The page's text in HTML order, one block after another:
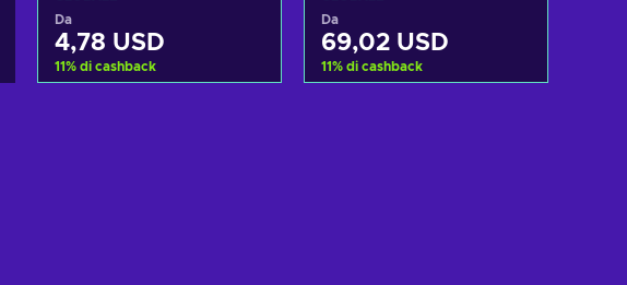
Da
4,78 USD
11% di cashback
Da
69,02 USD
11% di cashback